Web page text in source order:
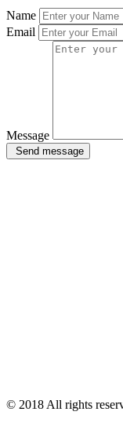
Name
Email
Message
Send message
© 2018 All rights